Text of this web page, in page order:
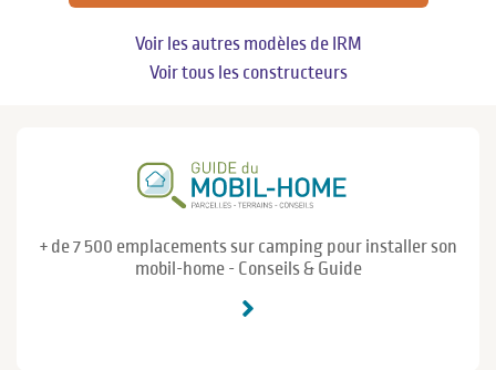
Voir les autres modèles de IRM
Voir tous les constructeurs
+ de 7 500 emplacements sur camping pour installer son
mobil-home - Conseils & Guide